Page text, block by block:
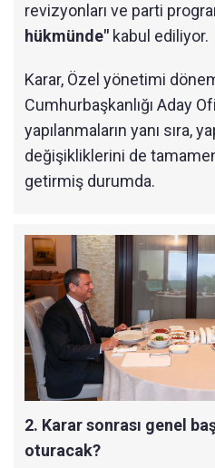
revizyonları ve parti
hükmünde" kabul ediliyor.
Karar, Özel yönetimi
Cumhurbaşkanlığı Aday
yapılanmaların yanı sıra,
değişikliklerini de
getirmiş durumda.
2. Karar sonrası genel
oturacak?